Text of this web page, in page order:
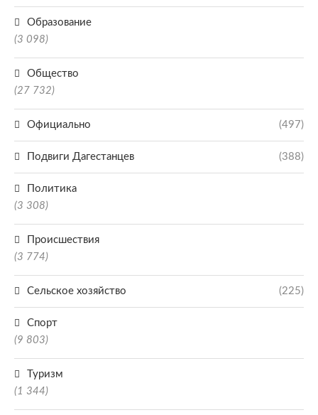
Образование
(3 098)
Общество
(27 732)
Официально (497)
Подвиги Дагестанцев (388)
Политика
(3 308)
Происшествия
(3 774)
Сельское хозяйство (225)
Спорт
(9 803)
Туризм
(1 344)